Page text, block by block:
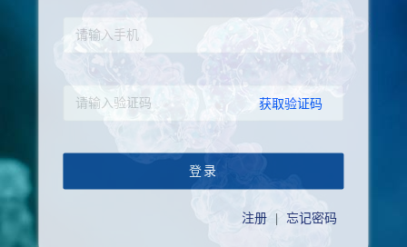
获取验证码
登录
注册 | 忘记密码